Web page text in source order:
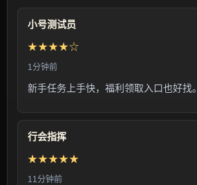
小号测试员
★★★★☆
1分钟前
新手任务上手快，福利领取入口也好找。
行会指挥
★★★★★
11分钟前